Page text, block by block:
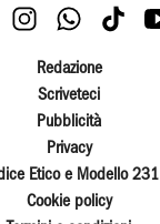
Redazione
Scriveteci
Pubblicità
Privacy
Etico e Modello 231
Cookie policy